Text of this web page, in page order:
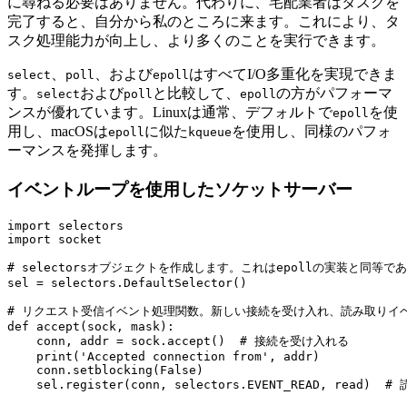
完了すると、自分から私のところに来ます。これにより、タ
スク処理能力が向上し、より多くのことを実行できます。
select 、 poll 、およびepollはすべてI/O多重化を実現できま
す。
selectおよびpoll と比較して、 epollの方がパフォーマ
ンスが優れています。Linuxは通常、デフォルトでepoll を使
用し、macOSはepollに似た kqueue を使用し、同様のパフォ
ーマンスを発揮します。
イベントループを使用したソケットサーバー
import selectors
import socket
# selectorsオブジェクトを作成します。これはepollの実装と同等で
sel = selectors.DefaultSelector()
# リクエスト受信イベント処理関数。新しい接続を受け入れ、読み取りイ
def accept(sock, mask):
    conn, addr = sock.accept()  # 接続を受け入れる
    print('Accepted connection from', addr)
    conn.setblocking(False)
sel.register(conn, selectors.EVENT_READ, read)  # 読